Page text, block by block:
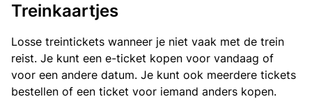
Treinkaartjes
Losse treintickets wanneer je niet vaak met de trein
reist. Je kunt een e-ticket kopen voor vandaag of
voor een andere datum. Je kunt ook meerdere tickets
bestellen of een ticket voor iemand anders kopen.